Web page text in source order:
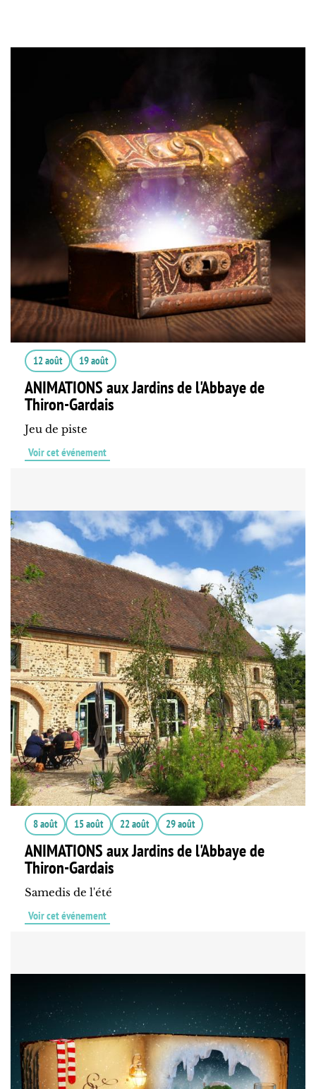
12 août 19 août
ANIMATIONS aux Jardins de l'Abbaye de
Thiron-Gardais
Jeu de piste
Voir cet événement
8 août 15 août 22 août 29 août
ANIMATIONS aux Jardins de l'Abbaye de
Thiron-Gardais
Samedis de l'été
Voir cet événement